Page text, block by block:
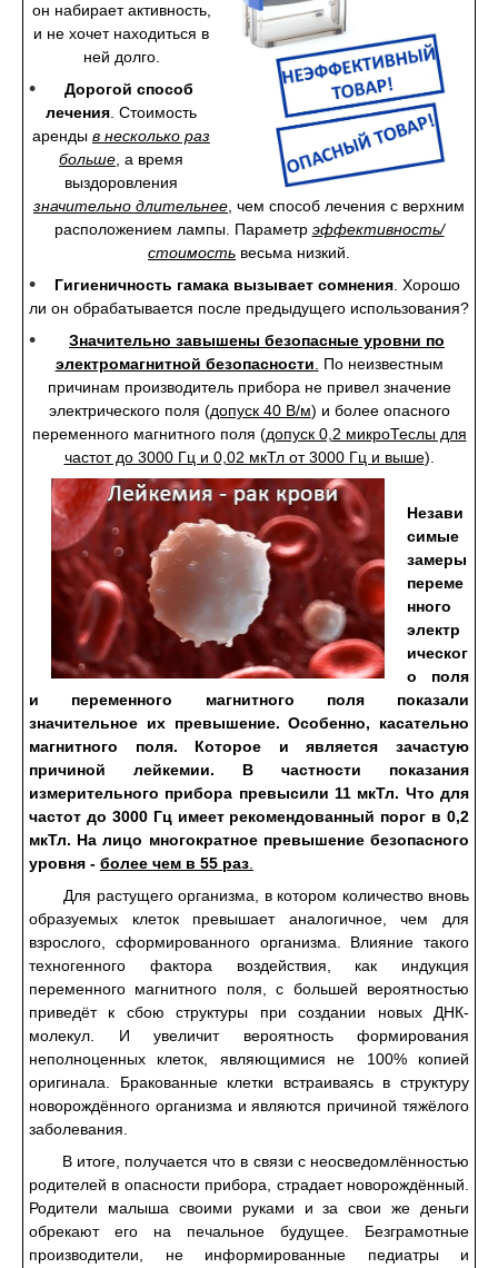
он набирает активность,
и не хочет находиться в
ней долго.
Дорогой способ
лечения. Стоимость
аренды в несколько раз
больше, а время
выздоровления
значительно длительнее, чем способ лечения с верхним
расположением лампы. Параметр эффективность/
стоимость весьма низкий.
Гигиеничность гамака вызывает сомнения. Хорошо
ли он обрабатывается после предыдущего использования?
Значительно завышены безопасные уровни по
электромагнитной безопасности. По неизвестным
причинам производитель прибора не привел значение
электрического поля (допуск 40 В/м) и более опасного
переменного магнитного поля (допуск 0,2 микроТеслы для
частот до 3000 Гц и 0,02 мкТл от 3000 Гц и выше).
Незави
симые
замеры
переме
нного
электр
ическог
о поля
и переменного магнитного поля показали
значительное их превышение. Особенно, касательно
магнитного поля. Которое и является зачастую
причиной лейкемии. В частности показания
измерительного прибора превысили 11 мкТл. Что для
частот до 3000 Гц имеет рекомендованный порог в 0,2
мкТл. На лицо многократное превышение безопасного
уровня - более чем в 55 раз.
Для растущего организма, в котором количество вновь
образуемых клеток превышает аналогичное, чем для
взрослого, сформированного организма. Влияние такого
техногенного фактора воздействия, как индукция
переменного магнитного поля, с большей вероятностью
приведёт к сбою структуры при создании новых ДНК-
молекул. И увеличит вероятность формирования
неполноценных клеток, являющимися не 100% копией
оригинала. Бракованные клетки встраиваясь в структуру
новорождённого организма и являются причиной тяжёлого
заболевания.
В итоге, получается что в связи с неосведомлённостью
родителей в опасности прибора, страдает новорождённый.
Родители малыша своими руками и за свои же деньги
обрекают его на печальное будущее. Безграмотные
производители, не информированные педиатры и